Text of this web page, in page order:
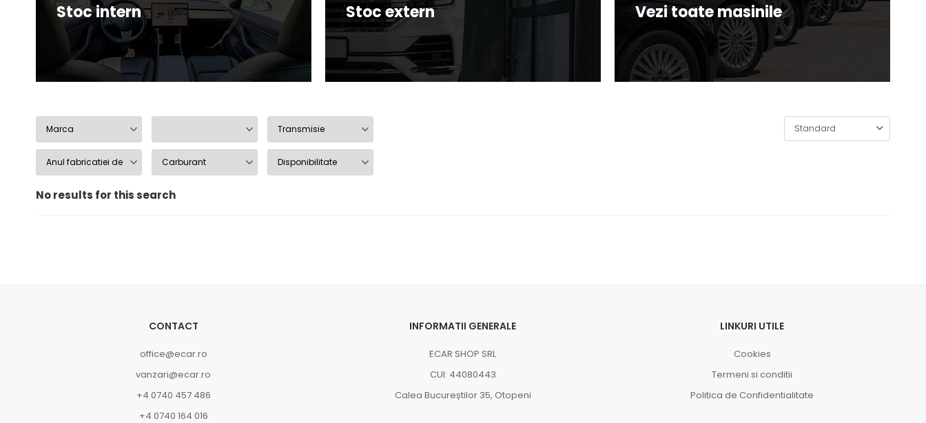
Stoc intern Stoc extern Vezi toate masinile
No results for this search
CONTACT
office@ecar.ro
vanzari@ecar.ro
+4 0740 457 486
+4 0740 164 016
INFORMATII GENERALE
ECAR SHOP SRL
CUI: 44080443
Calea Bucureștilor 35, Otopeni
LINKURI UTILE
Cookies
Termeni si conditii
Politica de Confidentialitate